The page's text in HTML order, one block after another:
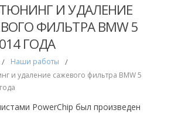
И УДАЛЕНИЕ
ФИЛЬТРА BMW 5
ГОДА
/ Наши работы /
и удаление сажевого фильтра BMW 5
PowerChip был произведен